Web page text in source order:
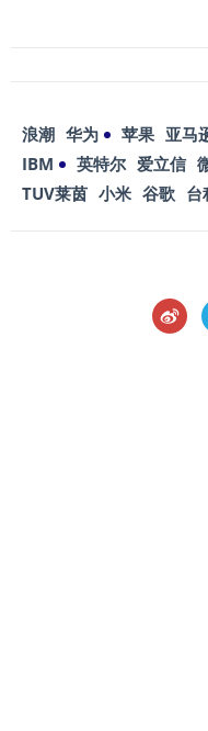
浪潮 华为 苹果 亚马
IBM
英特尔 爱立信
TUV莱茵 小米 谷歌 台